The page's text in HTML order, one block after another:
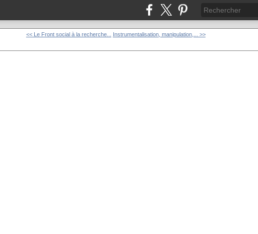
<< Le Front social à la recherche... Instrumentalisation, manipulation,... >>